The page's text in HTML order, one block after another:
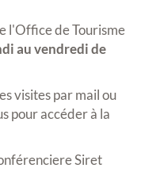
l'Office de Tourisme
au vendredi de
visites par mail ou
pour accéder à la
Siret